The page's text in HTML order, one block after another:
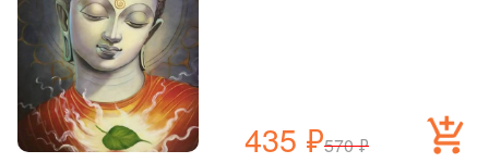
435 ₽570₽